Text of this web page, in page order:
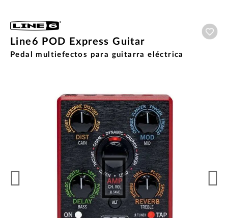
Line6 POD Express Guitar
Pedal multiefectos para guitarra eléctrica